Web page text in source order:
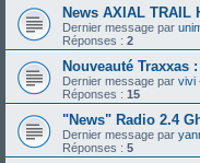
News AXIAL TRAIL
Dernier message par
Réponses : 2
Nouveauté Traxxas
Dernier message par vivi
Réponses : 15
"News" Radio 2.4
Dernier message par
Réponses : 5